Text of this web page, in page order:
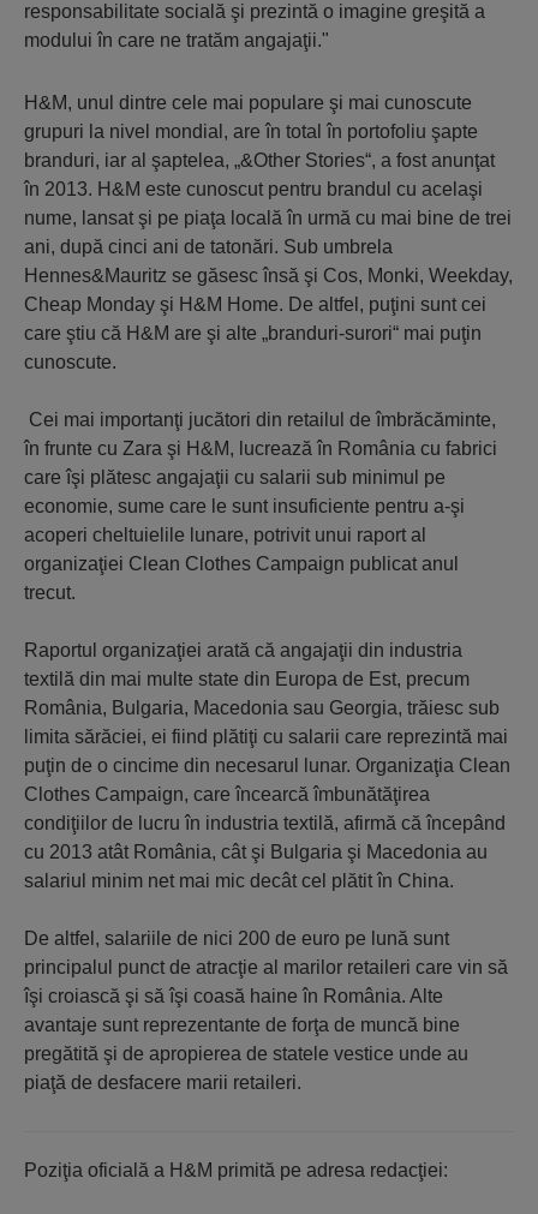
responsabilitate socială şi prezintă o imagine greşită a
modului în care ne tratăm angajaţii."
H&M, unul dintre cele mai populare şi mai cunoscute
grupuri la nivel mondial, are în total în portofoliu şapte
branduri, iar al şaptelea, „&Other Stories“, a fost anunţat
în 2013. H&M este cunoscut pentru brandul cu acelaşi
nume, lansat şi pe piaţa locală în urmă cu mai bine de trei
ani, după cinci ani de tatonări. Sub umbrela
Hennes&Mauritz se găsesc însă şi Cos, Monki, Weekday,
Cheap Monday şi H&M Home. De altfel, puţini sunt cei
care ştiu că H&M are şi alte „branduri-surori“ mai puţin
cunoscute.
Cei mai importanţi jucători din retailul de îmbrăcăminte,
în frunte cu Zara şi H&M, lucrează în România cu fabrici
care îşi plătesc angajaţii cu salarii sub minimul pe
economie, sume care le sunt insuficiente pentru a-şi
acoperi cheltuielile lunare, potrivit unui raport al
organizaţiei Clean Clothes Campaign publicat anul
trecut.
Raportul organizaţiei arată că angajaţii din industria
textilă din mai multe state din Europa de Est, precum
România, Bulgaria, Macedonia sau Georgia, trăiesc sub
limita sărăciei, ei fiind plătiţi cu salarii care reprezintă mai
puţin de o cincime din necesarul lunar. Organizaţia Clean
Clothes Campaign, care încearcă îmbunătăţirea
condiţiilor de lucru în industria textilă, afirmă că începând
cu 2013 atât România, cât şi Bulgaria şi Macedonia au
salariul minim net mai mic decât cel plătit în China.
De altfel, salariile de nici 200 de euro pe lună sunt
principalul punct de atracţie al ma­rilor retaileri care vin să
îşi croiască şi să îşi coasă haine în România. Alte
avantaje sunt re­pre­zentante de forţa de muncă bine
pregătită şi de apropierea de statele vestice unde au
piaţă de desfacere marii retaileri.
Poziţia oficială a H&M primită pe adresa redacţiei: